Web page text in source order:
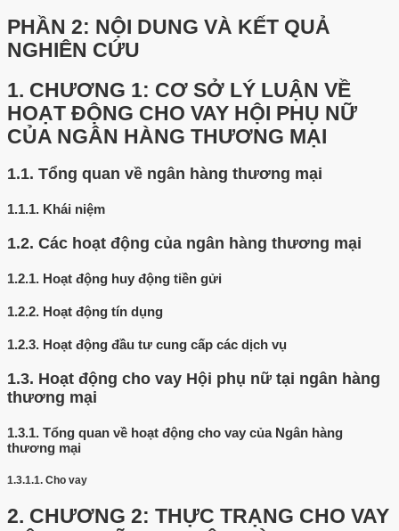
PHẦN 2: NỘI DUNG VÀ KẾT QUẢ
NGHIÊN CỨU
1. CHƯƠNG 1: CƠ SỞ LÝ LUẬN VỀ
HOẠT ĐỘNG CHO VAY HỘI PHỤ NỮ
CỦA NGÂN HÀNG THƯƠNG MẠI
1.1. Tổng quan về ngân hàng thương mại
1.1.1. Khái niệm
1.2. Các hoạt động của ngân hàng thương mại
1.2.1. Hoạt động huy động tiền gửi
1.2.2. Hoạt động tín dụng
1.2.3. Hoạt động đầu tư cung cấp các dịch vụ
1.3. Hoạt động cho vay Hội phụ nữ tại ngân hàng
thương mại
1.3.1. Tổng quan về hoạt động cho vay của Ngân hàng
thương mại
1.3.1.1. Cho vay
2. CHƯƠNG 2: THỰC TRẠNG CHO VAY